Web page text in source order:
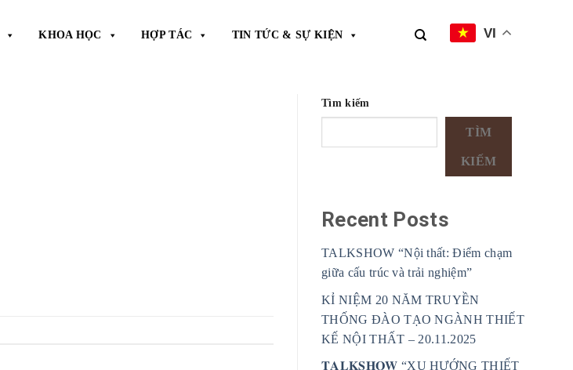
KHOA HỌC HỢP TÁC TIN TỨC & SỰ KIỆN VI
Tìm kiếm
TÌM
KIẾM
Recent Posts
TALKSHOW “Nội thất: Điểm chạm
giữa cấu trúc và trải nghiệm”
KỈ NIỆM 20 NĂM TRUYỀN
THỐNG ĐÀO TẠO NGÀNH THIẾT
KẾ NỘI THẤT – 20.11.2025
𝐓𝐀𝐋𝐊𝐒𝐇𝐎𝐖 “XU HƯỚNG THIẾT